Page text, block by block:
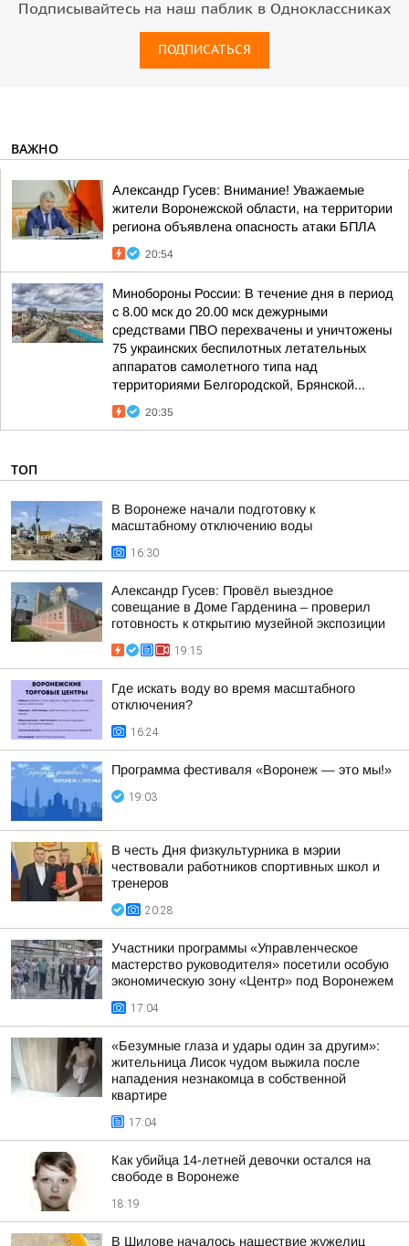
Подписывайтесь на наш паблик в Одноклассниках
ПОДПИСАТЬСЯ
ВАЖНО
Александр Гусев: Внимание! Уважаемые
жители Воронежской области, на территории
региона объявлена опасность атаки БПЛА
20:54
Минобороны России: В течение дня в период
с 8.00 мск до 20.00 мск дежурными
средствами ПВО перехвачены и уничтожены
75 украинских беспилотных летательных
аппаратов самолетного типа над
территориями Белгородской, Брянской...
20:35
ТОП
В Воронеже начали подготовку к
масштабному отключению воды
16:30
Александр Гусев: Провёл выездное
совещание в Доме Гарденина – проверил
готовность к открытию музейной экспозиции
19:15
Где искать воду во время масштабного
отключения?
16:24
Программа фестиваля «Воронеж — это мы!»
19:03
В честь Дня физкультурника в мэрии
чествовали работников спортивных школ и
тренеров
20:28
Участники программы «Управленческое
мастерство руководителя» посетили особую
экономическую зону «Центр» под Воронежем
17:04
«Безумные глаза и удары один за другим»:
жительница Лисок чудом выжила после
нападения незнакомца в собственной
квартире
17:04
Как убийца 14-летней девочки остался на
свободе в Воронеже
18:19
В Шилове началось нашествие жужелиц